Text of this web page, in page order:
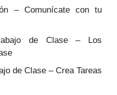
– Comunícate con tu
de Clase – Los
de Clase – Crea Tareas